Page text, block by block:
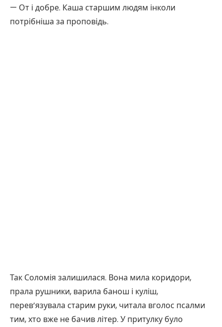
— От і добре. Каша старшим людям інколи
потрібніша за проповідь.
Так Соломія залишилася. Вона мила коридори,
прала рушники, варила банош і куліш,
перев’язувала старим руки, читала вголос псалми
тим, хто вже не бачив літер. У притулку було